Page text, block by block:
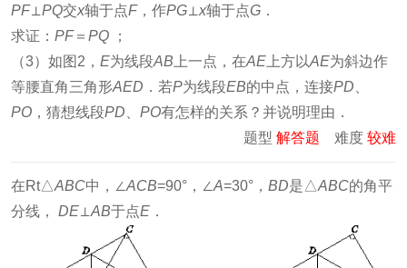
PF⊥ PQ交x轴于点F，作PG ⊥ x轴于点G ．
求证： PF＝ PQ
；
（3）如图2， E为线段AB 上一点，在AE 上方以AE为斜边作
等腰直角三角形AED ．若P为线段EB的中点，连接PD
PO ，猜想线段PD PO有怎样的关系？并说明理由．
题型 解答题 难度 较难
在Rt△ABC中，∠ACB=90°，∠A=30°， BD是△ABC的角平
分线，
DE ⊥ AB于点E ．